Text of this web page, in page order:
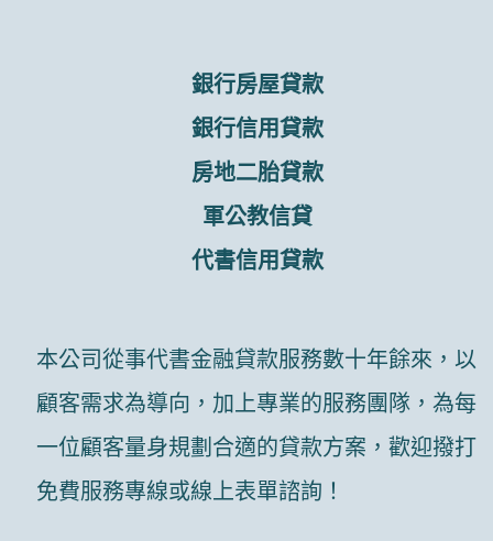
銀行房屋貸款
銀行信用貸款
房地二胎貸款
軍公教信貸
代書信用貸款
本公司從事代書金融貸款服務數十年餘來，以
顧客需求為導向，加上專業的服務團隊，為每
一位顧客量身規劃合適的貸款方案，歡迎撥打
免費服務專線或線上表單諮詢！